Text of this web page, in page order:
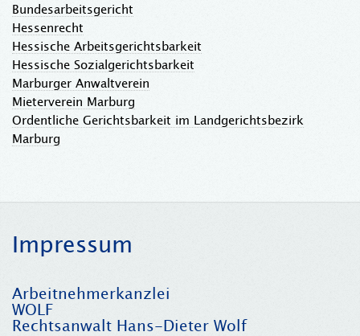
Bundesarbeitsgericht
Hessenrecht
Hessische Arbeitsgerichtsbarkeit
Hessische Sozialgerichtsbarkeit
Marburger Anwaltverein
Mieterverein Marburg
Ordentliche Gerichtsbarkeit im Landgerichtsbezirk
Marburg
Impressum
Arbeitnehmerkanzlei
WOLF
Rechtsanwalt Hans-Dieter Wolf